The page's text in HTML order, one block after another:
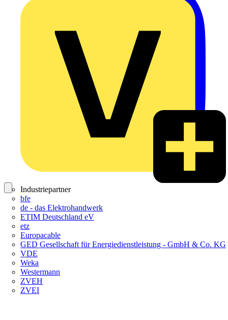
Industriepartner
bfe
de - das Elektrohandwerk
ETIM Deutschland eV
etz
Europacable
GED Gesellschaft für Energiedienstleistung - GmbH & Co. KG
VDE
Weka
Westermann
ZVEH
ZVEI